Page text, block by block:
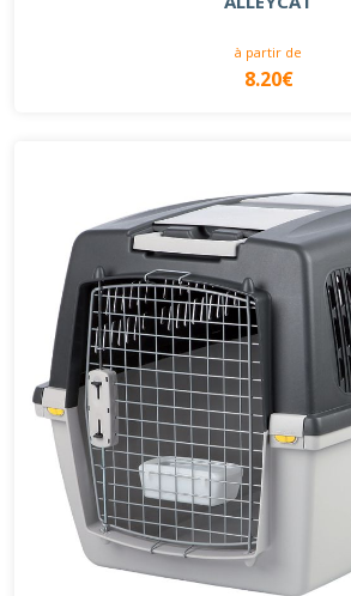
à partir de
8.20€